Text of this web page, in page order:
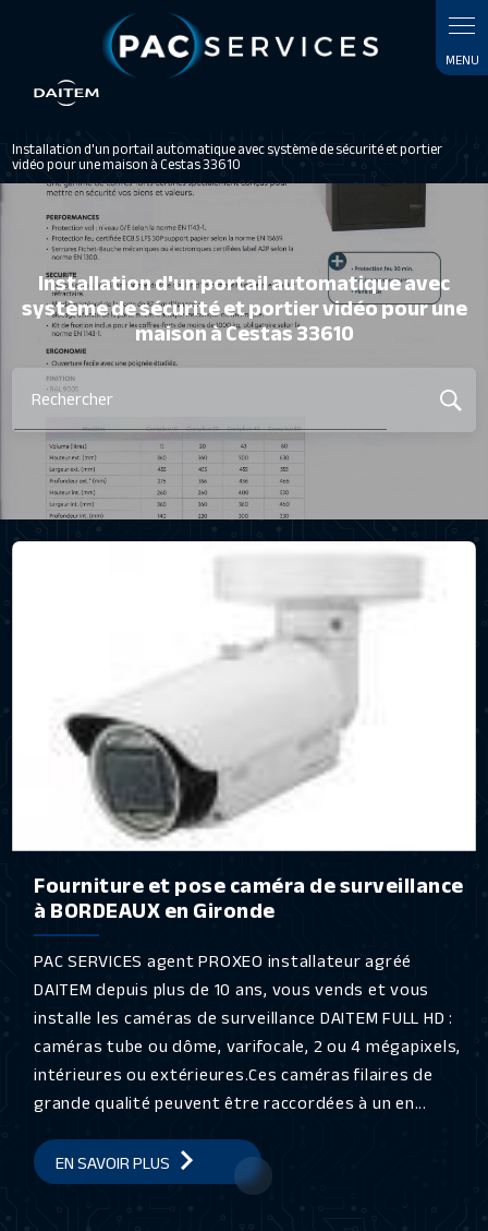
Installation d'un portail automatique avec système de sécurité et portier
vidéo pour une maison à Cestas 33610
Installation d'un portail automatique avec
système de sécurité et portier vidéo pour une
maison à Cestas 33610
Rechercher
Fourniture et pose caméra de surveillance
à BORDEAUX en Gironde
PAC SERVICES agent PROXEO installateur agréé
DAITEM depuis plus de 10 ans, vous vends et vous
installe les caméras de surveillance DAITEM FULL HD :
caméras tube ou dôme, varifocale, 2 ou 4 mégapixels,
intérieures ou extérieures.Ces caméras filaires de
grande qualité peuvent être raccordées à un en...
EN SAVOIR PLUS
Panneau de gestion des cookies